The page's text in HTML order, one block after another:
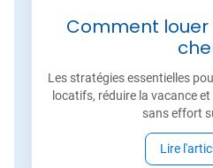
Comment louer
Les stratégies essentielles
locatifs, réduire la vacance
sans effort
Lire